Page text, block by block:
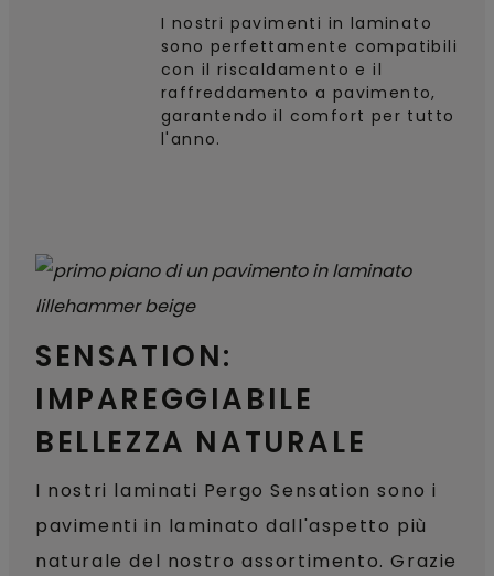
I nostri pavimenti in laminato
sono perfettamente compatibili
con il riscaldamento e il
raffreddamento a pavimento,
garantendo il comfort per tutto
l'anno.
SENSATION:
IMPAREGGIABILE
BELLEZZA NATURALE
I nostri laminati Pergo Sensation sono i
pavimenti in laminato dall'aspetto più
naturale del nostro assortimento. Grazie